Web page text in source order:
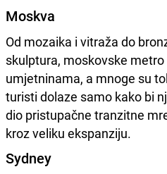
Moskva
Od mozaika i vitraža do
skulptura, moskovske
umjetninama, a mnoge su
turisti dolaze samo kako bi
dio pristupačne tranzitne
kroz veliku ekspanziju.
Sydney